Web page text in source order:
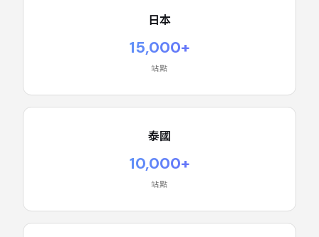
日本
15,000+
站點
泰國
10,000+
站點